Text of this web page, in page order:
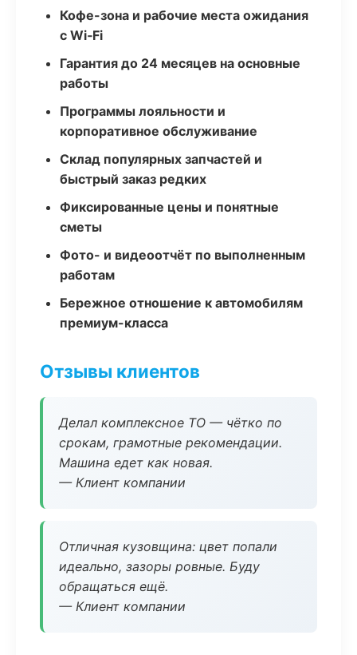
Кофе-зона и рабочие места ожидания
с Wi‑Fi
Гарантия до 24 месяцев на основные
работы
Программы лояльности и
корпоративное обслуживание
Склад популярных запчастей и
быстрый заказ редких
Фиксированные цены и понятные
сметы
Фото- и видеоотчёт по выполненным
работам
Бережное отношение к автомобилям
премиум-класса
Отзывы клиентов
Делал комплексное ТО — чётко по
срокам, грамотные рекомендации.
Машина едет как новая.
— Клиент компании
Отличная кузовщина: цвет попали
идеально, зазоры ровные. Буду
обращаться ещё.
— Клиент компании